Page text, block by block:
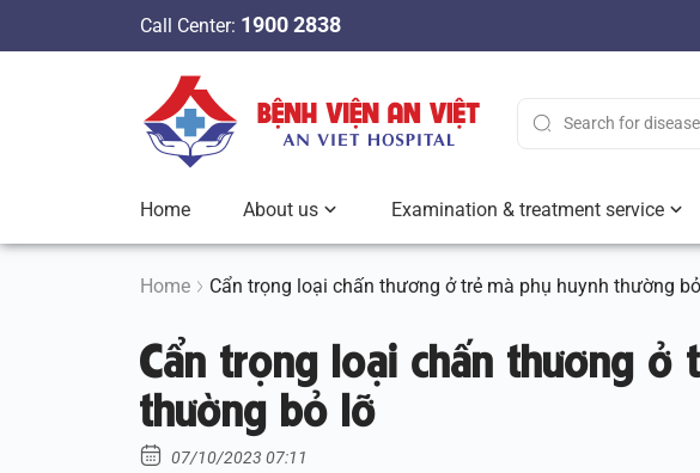
n
Call Center: 1900 2838
Home About us Examination & treatment service
Home Cẩn trọng loại chấn thương ở trẻ mà phụ huynh thường
Cẩn trọng loại chấn thương ở
thường bỏ lỡ
07/10/2023 07:11